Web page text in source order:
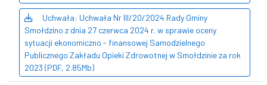
Uchwała: Uchwała Nr III/20/2024 Rady Gminy
Smołdzino z dnia 27 czerwca 2024 r. w sprawie oceny
sytuacji ekonomiczno - finansowej Samodzielnego
Publicznego Zakładu Opieki Zdrowotnej w Smołdzinie za rok
2023 (PDF, 2.85Mb)